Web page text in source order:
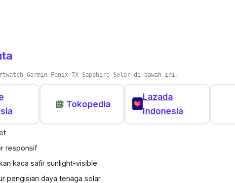
Garmin Fenix 7X Sapphire Solar di bawah ini:
Tokopedia
Lazada
Indonesia
responsif
kaca safir sunlight-visible
pengisian daya tenaga solar